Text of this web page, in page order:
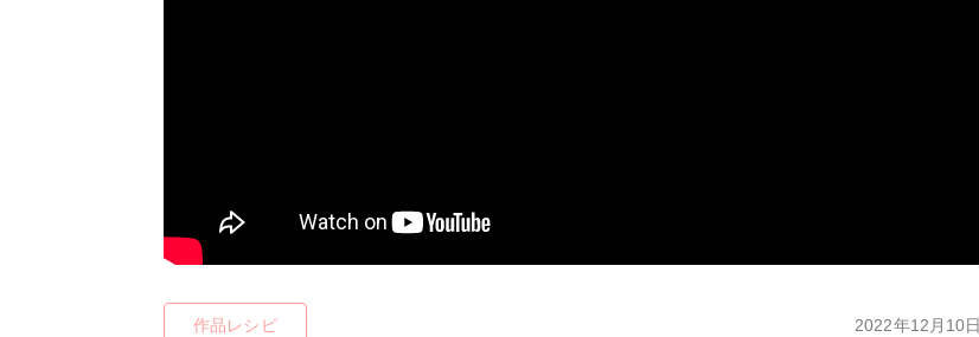
作品レシピ 2022年12月10日